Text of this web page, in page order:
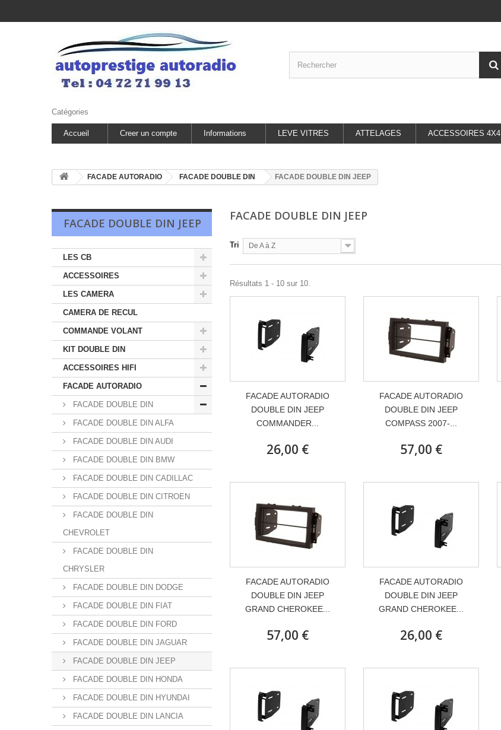
Catégories
Accueil Creer un compte Informations LEVE VITRES ATTELAGES ACCESSOIRES 4X4
FACADE AUTORADIO FACADE DOUBLE DIN FACADE DOUBLE DIN JEEP
FACADE DOUBLE DIN JEEP
LES CB
ACCESSOIRES
LES CAMERA
CAMERA DE RECUL
COMMANDE VOLANT
KIT DOUBLE DIN
ACCESSOIRES HIFI
FACADE AUTORADIO
FACADE DOUBLE DIN
FACADE DOUBLE DIN ALFA
FACADE DOUBLE DIN AUDI
FACADE DOUBLE DIN BMW
FACADE DOUBLE DIN CADILLAC
FACADE DOUBLE DIN CITROEN
FACADE DOUBLE DIN
CHEVROLET
FACADE DOUBLE DIN
CHRYSLER
FACADE DOUBLE DIN DODGE
FACADE DOUBLE DIN FIAT
FACADE DOUBLE DIN FORD
FACADE DOUBLE DIN JAGUAR
FACADE DOUBLE DIN JEEP
FACADE DOUBLE DIN HONDA
FACADE DOUBLE DIN HYUNDAI
FACADE DOUBLE DIN LANCIA
FACADE DOUBLE DIN JEEP
Tri De A à Z
Résultats 1 - 10 sur 10.
FACADE AUTORADIO
DOUBLE DIN JEEP
COMMANDER...
26,00 €
FACADE AUTORADIO
DOUBLE DIN JEEP
COMPASS 2007-...
57,00 €
FACADE AUTORADIO
DOUBLE DIN JEEP
GRAND CHEROKEE...
57,00 €
FACADE AUTORADIO
DOUBLE DIN JEEP
GRAND CHEROKEE...
26,00 €